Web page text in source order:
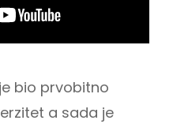
bio prvobitno
a sada je